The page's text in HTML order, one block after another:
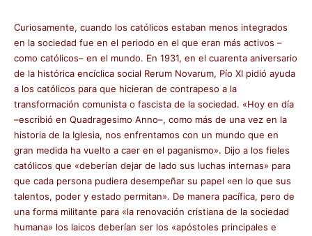
Curiosamente, cuando los católicos estaban menos integrados
en la sociedad fue en el periodo en el que eran más activos –
como católicos– en el mundo. En 1931, en el cuarenta aniversario
de la histórica encíclica social Rerum Novarum, Pío XI pidió ayuda
a los católicos para que hicieran de contrapeso a la
transformación comunista o fascista de la sociedad. «Hoy en día
–escribió en Quadragesimo Anno–, como más de una vez en la
historia de la Iglesia, nos enfrentamos con un mundo que en
gran medida ha vuelto a caer en el paganismo». Dijo a los fieles
católicos que «deberían dejar de lado sus luchas internas» para
que cada persona pudiera desempeñar su papel «en lo que sus
talentos, poder y estado permitan». De manera pacífica, pero de
una forma militante para «la renovación cristiana de la sociedad
humana» los laicos deberían ser los «apóstoles principales e